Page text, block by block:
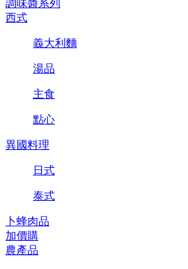
調味醬系列
西式
義大利麵
湯品
主食
點心
異國料理
日式
泰式
卜蜂肉品
加價購
農產品